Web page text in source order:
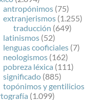
antropónimos (75)
extranjerismos (1.255)
traducción (649)
latinismos (52)
lenguas cooficiales (7)
neologismos (162)
pobreza léxica (111)
significado (885)
topónimos y gentilicios
(1.099)